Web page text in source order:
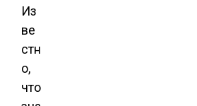
Из
ве
стн
о,
что